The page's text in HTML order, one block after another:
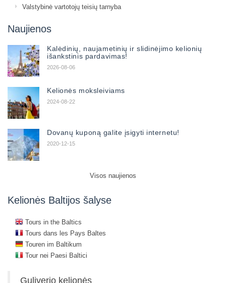
Valstybinė vartotojų teisių tarnyba
Naujienos
Kalėdinių, naujametinių ir slidinėjimo kelionių
išankstinis pardavimas!
2026-08-06
Kelionės moksleiviams
2024-08-22
Dovanų kuponą galite įsigyti internetu!
2020-12-15
Visos naujienos
Kelionės Baltijos šalyse
Tours in the Baltics
Tours dans les Pays Baltes
Touren im Baltikum
Tour nei Paesi Baltici
Guliverio kelionės